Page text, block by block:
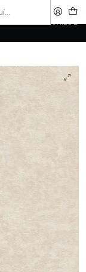
STORIES 2